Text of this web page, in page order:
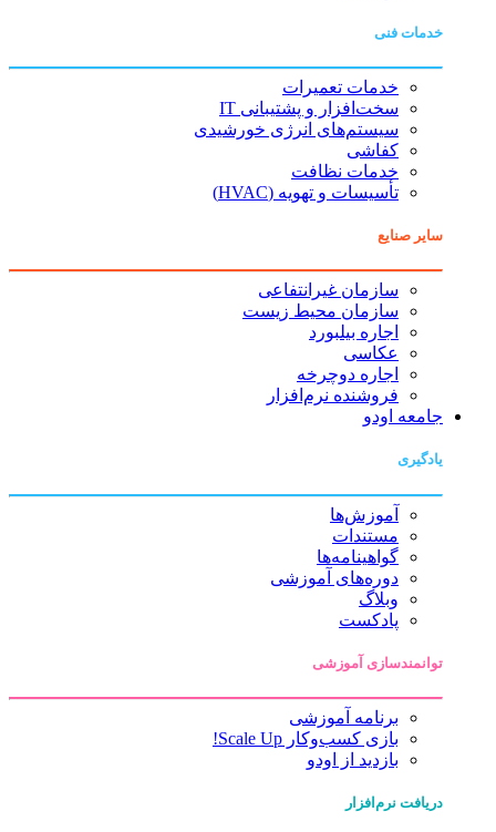
خدمات فنی
خدمات تعمیرات
سخت‌افزار و پشتیبانی IT
سیستم‌های انرژی خورشیدی
کفاشی
خدمات نظافت
تأسیسات و تهویه (HVAC)
سایر صنایع
سازمان غیرانتفاعی
سازمان محیط زیست
اجاره بیلبورد
عکاسی
اجاره دوچرخه
فروشنده نرم‌افزار
جامعه اودو
یادگیری
آموزش‌ها
مستندات
گواهینامه‌ها
دوره‌های آموزشی
وبلاگ
پادکست
توانمندسازی آموزشی
برنامه آموزشی
بازی کسب‌وکار Scale Up!
بازدید از اودو
دریافت نرم‌افزار